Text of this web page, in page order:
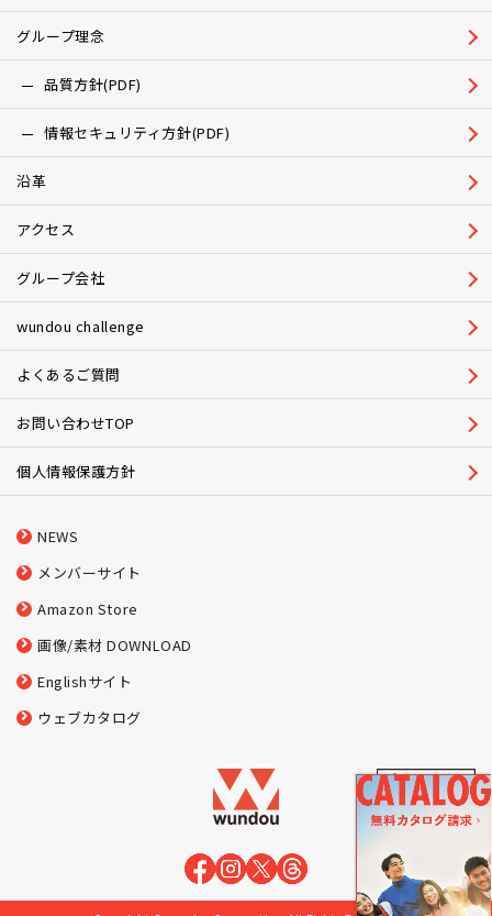
グループ理念
品質方針(PDF)
情報セキュリティ方針(PDF)
沿革
アクセス
グループ会社
wundou challenge
よくあるご質問
お問い合わせTOP
個人情報保護方針
NEWS
メンバーサイト
Amazon Store
画像/素材 DOWNLOAD
Englishサイト
ウェブカタログ